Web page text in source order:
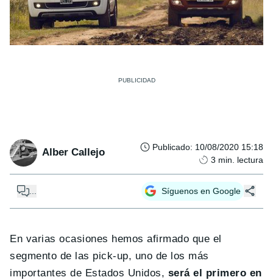
Alber Callejo Publicado: 10/08/2020 15:18
3 min. lectura
Síguenos en Google
En varias ocasiones hemos afirmado que el
segmento de las pick-up, uno de los más
importantes de Estados Unidos, será el primero en